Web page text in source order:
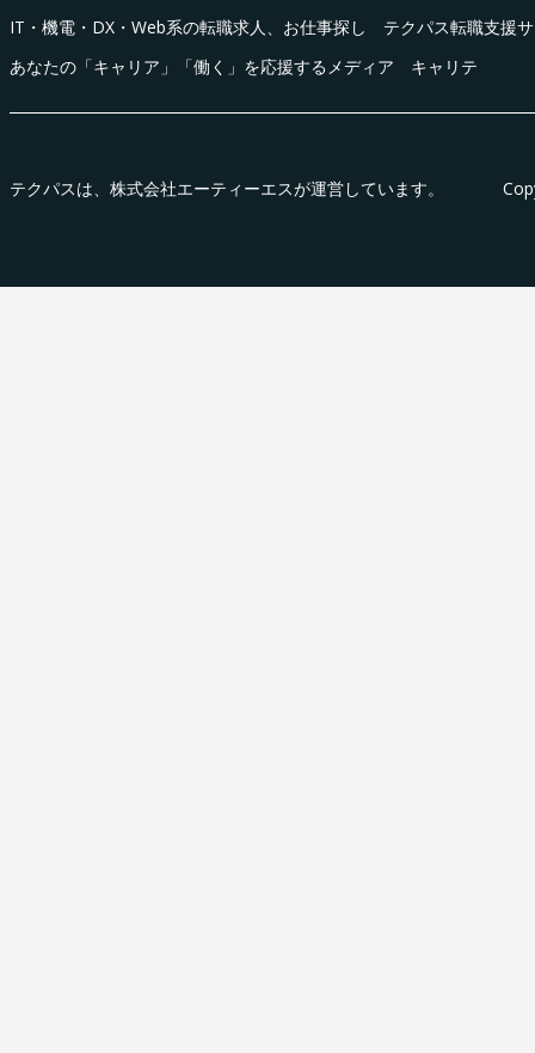
IT・機電・DX・Web系の転職求人、お仕事探し テクパス転職支援
あなたの「キャリア」「働く」を応援するメディア キャリテ
テクパスは、株式会社エーティーエスが運営しています。